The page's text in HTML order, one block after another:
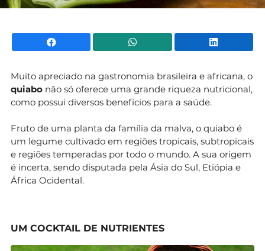
Facebook WhatsApp
Muito apreciado na gastronomia brasileira e africana, o
quiabo não só oferece uma grande riqueza nutricional,
como possui diversos benefícios para a saúde.
Fruto de uma planta da família da malva, o quiabo é
um legume cultivado em regiões tropicais, subtropicais
e regiões temperadas por todo o mundo. A sua origem
é incerta, sendo disputada pela Ásia do Sul, Etiópia e
África Ocidental.
UM COCKTAIL DE NUTRIENTES